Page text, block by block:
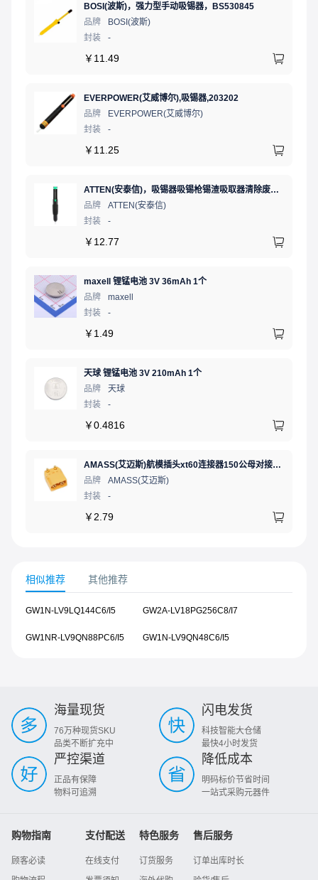
BOSI(波斯)，强力型手动吸锡器，BS530845
品牌
BOSI(波斯)
封装
-
￥ 11.49
EVERPOWER(艾威博尔),吸锡器,203202
品牌
EVERPOWER(艾威博尔)
封装
-
￥ 11.25
ATTEN(安泰信)，吸锡器吸锡枪锡渣吸取器清除废锡残渣 AT-E210D黑色防滑
品牌
ATTEN(安泰信)
封装
-
￥ 12.77
maxell 锂锰电池 3V 36mAh 1个
品牌
maxell
封装
-
￥ 1.49
天球 锂锰电池 3V 210mAh 1个
品牌
天球
封装
-
￥0.4816
AMASS(艾迈斯)航模插头xt60连接器150公母对接pw锂电池公头 接PCB板卧式 黄色 公头XT60PW-M.G.Y
品牌
AMASS(艾迈斯)
封装
-
￥ 2.79
相似推荐 其他推荐
GW1N-LV9LQ144C6/I5 GW2A-LV18PG256C8/I7
GW1NR-LV9QN88PC6/I5 GW1N-LV9QN48C6/I5
海量现货
76万种现货SKU
品类不断扩充中
闪电发货
科技智能大仓储
最快4小时发货
严控渠道
正品有保障
物料可追溯
降低成本
明码标价节省时间
一站式采购元器件
购物指南
顾客必读
支付配送
在线支付
特色服务
订货服务
售后服务
订单出库时长